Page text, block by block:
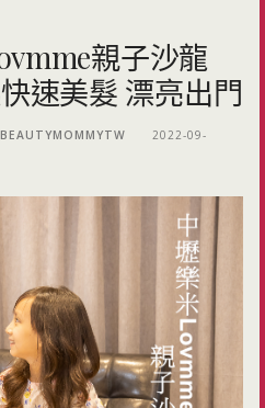
親子沙龍
速美髮 漂亮出門
BEAUTYMOMMYTW
2022-09-